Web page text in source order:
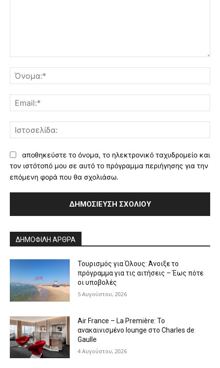
αποθηκεύστε το όνομα, το ηλεκτρονικό ταχυδρομείο και
τον ιστότοπό μου σε αυτό το πρόγραμμα περιήγησης για την
επόμενη φορά που θα σχολιάσω.
ΔΗΜΟΦΙΛΗ ΑΡΘΡΑ
Τουρισμός για Όλους: Άνοιξε το
πρόγραμμα για τις αιτήσεις – Έως πότε
οι υποβολές
5 Αυγούστου, 2026
Air France – La Première: Το
ανακαινισμένο lounge στο Charles de
Gaulle
4 Αυγούστου, 2026